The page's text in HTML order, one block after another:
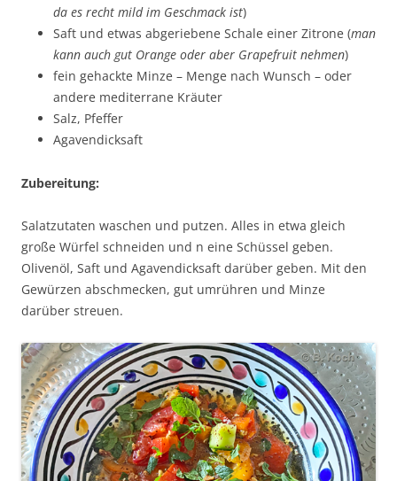
da es recht mild im Geschmack ist)
Saft und etwas abgeriebene Schale einer Zitrone (man
kann auch gut Orange oder aber Grapefruit nehmen)
fein gehackte Minze – Menge nach Wunsch – oder
andere mediterrane Kräuter
Salz, Pfeffer
Agavendicksaft
Zubereitung:
Salatzutaten waschen und putzen. Alles in etwa gleich
große Würfel schneiden und n eine Schüssel geben.
Olivenöl, Saft und Agavendicksaft darüber geben. Mit den
Gewürzen abschmecken, gut umrühren und Minze
darüber streuen.